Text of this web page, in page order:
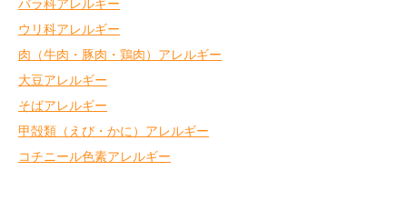
バラ科アレルギー
ウリ科アレルギー
肉（牛肉・豚肉・鶏肉）アレルギー
大豆アレルギー
そばアレルギー
甲殻類（えび・かに）アレルギー
コチニール色素アレルギー